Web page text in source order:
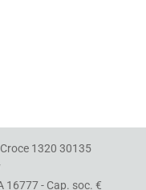
1320 30135
16777 - Cap. soc. €